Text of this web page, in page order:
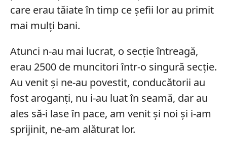
care erau tăiate în timp ce șefii lor au primit
mai mulți bani.
Atunci n-au mai lucrat, o secție întreagă,
erau 2500 de muncitori într-o singură secție.
Au venit și ne-au povestit, conducătorii au
fost aroganți, nu i-au luat în seamă, dar au
ales să-i lase în pace, am venit și noi și i-am
sprijinit, ne-am alăturat lor.